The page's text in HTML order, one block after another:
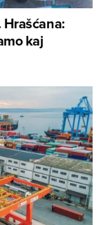
Hrašćana:
kaj